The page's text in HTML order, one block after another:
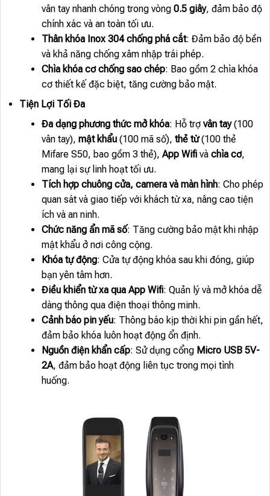
vân tay nhanh chóng trong vòng 0.5 giây, đảm bảo độ
chính xác và an toàn tối ưu.
Thân khóa Inox 304 chống phá cắt: Đảm bảo độ bền
và khả năng chống xâm nhập trái phép.
Chìa khóa cơ chống sao chép: Bao gồm 2 chìa khóa
cơ thiết kế đặc biệt, tăng cường bảo mật.
Tiện Lợi Tối Đa
Đa dạng phương thức mở khóa: Hỗ trợ vân tay(100
vân tay), mật khẩu(100 mã số), thẻ từ(100 thẻ
Mifare S50, bao gồm 3 thẻ), App Wifivà chìa cơ,
mang lại sự linh hoạt tối ưu.
Tích hợp chuông cửa, camera và màn hình: Cho phép
quan sát và giao tiếp với khách từ xa, nâng cao tiện
ích và an ninh.
Chức năng ẩn mã số: Tăng cường bảo mật khi nhập
mật khẩu ở nơi công cộng.
Khóa tự động: Cửa tự động khóa sau khi đóng, giúp
bạn yên tâm hơn.
Điều khiển từ xa qua App Wifi: Quản lý và mở khóa dễ
dàng thông qua điện thoại thông minh.
Cảnh báo pin yếu: Thông báo kịp thời khi pin gần hết,
đảm bảo khóa luôn hoạt động ổn định.
Nguồn điện khẩn cấp: Sử dụng cổng Micro USB 5V-
2A, đảm bảo hoạt động liên tục trong mọi tình
huống.